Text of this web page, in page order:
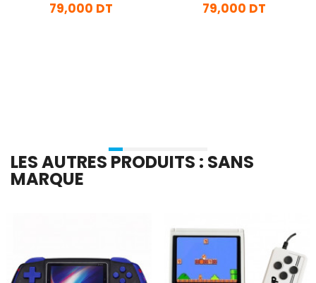
79,000 DT 79,000 DT
LES AUTRES PRODUITS : SANS
MARQUE